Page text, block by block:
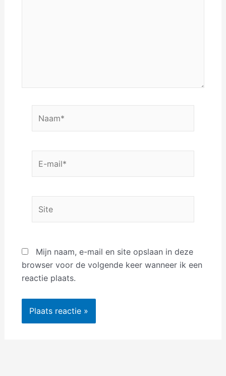
mail*
Mijn naam, e-mail en site opslaan in deze
browser voor de volgende keer wanneer ik een
reactie plaats.